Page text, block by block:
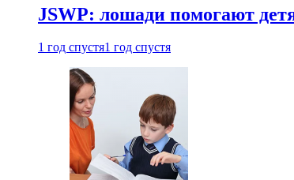
JSWP: лошади помогают
1 год спустя1 год спустя